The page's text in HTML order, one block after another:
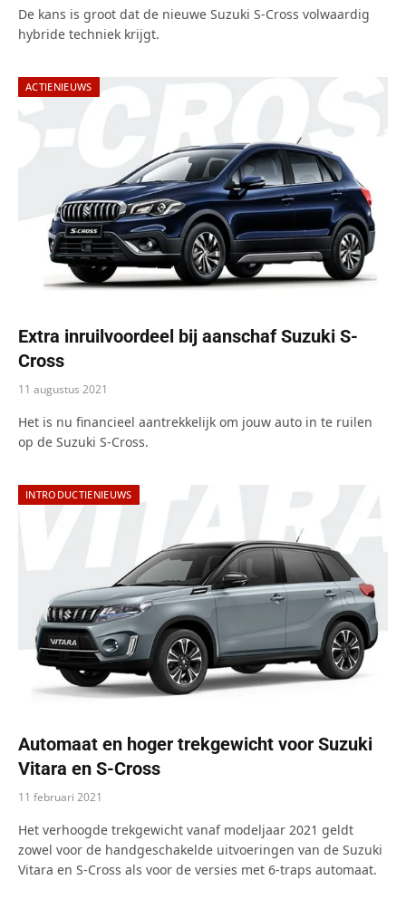
De kans is groot dat de nieuwe Suzuki S-Cross volwaardig
hybride techniek krijgt.
ACTIENIEUWS
Extra inruilvoordeel bij aanschaf Suzuki S-
Cross
11 augustus 2021
Het is nu financieel aantrekkelijk om jouw auto in te ruilen
op de Suzuki S-Cross.
INTRODUCTIENIEUWS
Automaat en hoger trekgewicht voor Suzuki
Vitara en S-Cross
11 februari 2021
Het verhoogde trekgewicht vanaf modeljaar 2021 geldt
zowel voor de handgeschakelde uitvoeringen van de Suzuki
Vitara en S-Cross als voor de versies met 6-traps automaat.